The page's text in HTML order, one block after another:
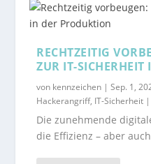
RECHTZEITIG
ZUR IT-
von kennzeichen |Sep. 1,
Hackerangriff, IT-Sicherheit
Die zunehmende
die Effizienz – aber